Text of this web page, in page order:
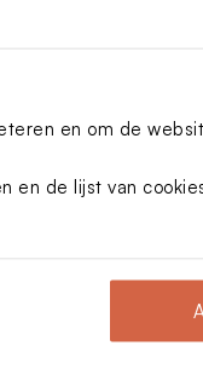
en om de
en de lijst vanmet strepen